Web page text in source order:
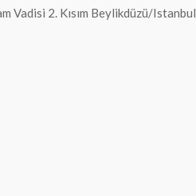
Vadisi 2. Kısım Beylikdüzü/Istanbul